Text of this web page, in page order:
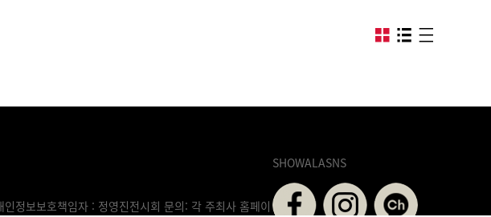
인정보보호책임자 : 정영진전시회 문의: 각 주최사 홈페이
SHOWALASNS